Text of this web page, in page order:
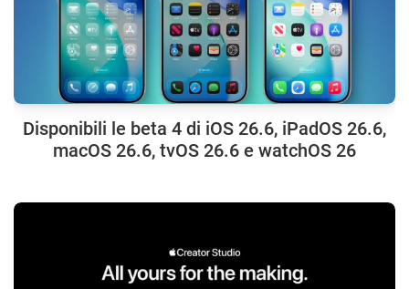
Disponibili le beta 4 di iOS 26.6, iPadOS 26.6,
macOS 26.6, tvOS 26.6 e watchOS 26